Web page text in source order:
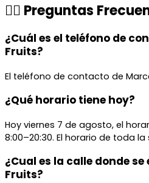
🙋‍♂️ Preguntas
¿Cuál es el teléfono de
Fruits?
El teléfono de contacto de
¿Qué horario tiene hoy?
Hoy viernes 7 de agosto, el
8:00–20:30. El horario de toda
¿Cual es la calle donde
Fruits?